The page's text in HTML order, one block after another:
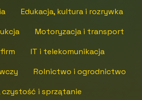
Edukacja, kultura i rozrywka
Motoryzacja i transport
IT i telekomunikacja
Rolnictwo i ogrodnictwo
czystość i sprzątanie